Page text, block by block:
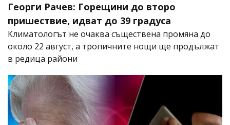
Георги Рачев: Горещини до второ
пришествие, идват до 39 градуса
Климатологът не очаква съществена промяна до
около 22 август, а тропичните нощи ще продължат
в редица райони